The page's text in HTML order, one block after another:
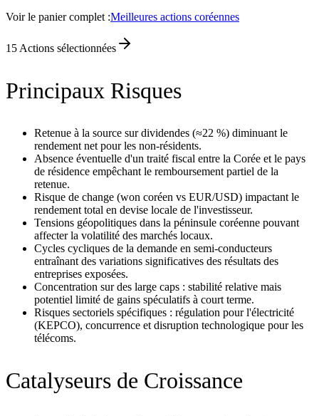
Voir le panier complet :Meilleures actions coréennes
15Actions sélectionnées
Principaux Risques
Retenue à la source sur dividendes (≈22 %) diminuant le
rendement net pour les non‑résidents.
Absence éventuelle d'un traité fiscal entre la Corée et le pays
de résidence empêchant le remboursement partiel de la
retenue.
Risque de change (won coréen vs EUR/USD) impactant le
rendement total en devise locale de l'investisseur.
Tensions géopolitiques dans la péninsule coréenne pouvant
affecter la volatilité des marchés locaux.
Cycles cycliques de la demande en semi‑conducteurs
entraînant des variations significatives des résultats des
entreprises exposées.
Concentration sur des large caps : stabilité relative mais
potentiel limité de gains spéculatifs à court terme.
Risques sectoriels spécifiques : régulation pour l'électricité
(KEPCO), concurrence et disruption technologique pour les
télécoms.
Catalyseurs de Croissance